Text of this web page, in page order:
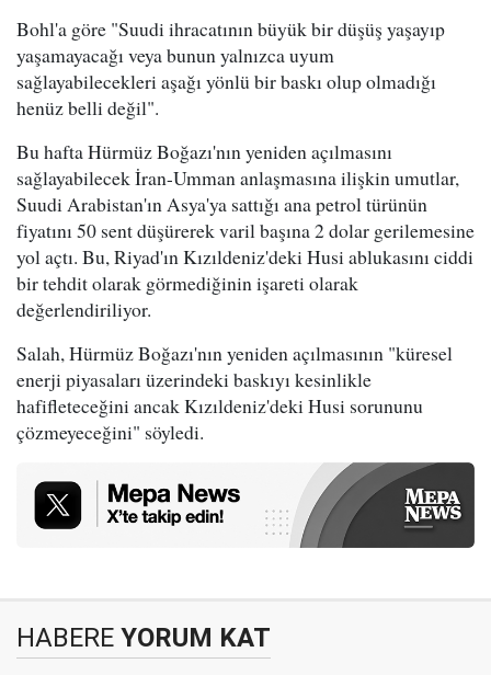
Bohl'a göre "Suudi ihracatının büyük bir düşüş yaşayıp
yaşamayacağı veya bunun yalnızca uyum
sağlayabilecekleri aşağı yönlü bir baskı olup olmadığı
henüz belli değil".
Bu hafta Hürmüz Boğazı'nın yeniden açılmasını
sağlayabilecek İran-Umman anlaşmasına ilişkin umutlar,
Suudi Arabistan'ın Asya'ya sattığı ana petrol türünün
fiyatını 50 sent düşürerek varil başına 2 dolar gerilemesine
yol açtı. Bu, Riyad'ın Kızıldeniz'deki Husi ablukasını ciddi
bir tehdit olarak görmediğinin işareti olarak
değerlendiriliyor.
Salah, Hürmüz Boğazı'nın yeniden açılmasının "küresel
enerji piyasaları üzerindeki baskıyı kesinlikle
hafifleteceğini ancak Kızıldeniz'deki Husi sorununu
çözmeyeceğini" söyledi.
HABERE YORUM KAT